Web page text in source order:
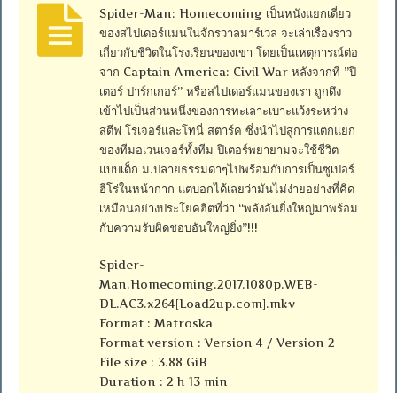
Spider-Man: Homecoming เป็นหนังแยกเดี่ยว
ของสไปเดอร์แมนในจักรวาลมาร์เวล จะเล่าเรื่องราว
เกี่ยวกับชีวิตในโรงเรียนของเขา โดยเป็นเหตุการณ์ต่อ
จาก Captain America: Civil War หลังจากที่ ”ปี
เตอร์ ปาร์กเกอร์” หรือสไปเดอร์แมนของเรา ถูกดึง
เข้าไปเป็นส่วนหนึ่งของการทะเลาะเบาะแว้งระหว่าง
สตีฟ โรเจอร์และโทนี่ สตาร์ค ซึ่งนำไปสู่การแตกแยก
ของทีมอเวนเจอร์ทั้งทีม ปีเตอร์พยายามจะใช้ชีวิต
แบบเด็ก ม.ปลายธรรมดาๆไปพร้อมกับการเป็นซูเปอร์
ฮีโร่ในหน้ากาก แต่บอกได้เลยว่ามันไม่ง่ายอย่างที่คิด
เหมือนอย่างประโยคฮิตที่ว่า “พลังอันยิ่งใหญ่มาพร้อม
กับความรับผิดชอบอันใหญ่ยิ่ง”!!!
Spider-
Man.Homecoming.2017.1080p.WEB-
DL.AC3.x264[Load2up.com].mkv
Format : Matroska
Format version : Version 4 / Version 2
File size : 3.88 GiB
Duration : 2 h 13 min